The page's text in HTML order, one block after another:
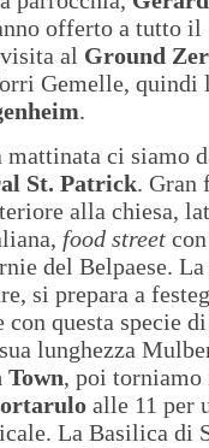
offerto a tutto il
al Ground
Gemelle, quindi
.
mattinata ci siamo
St. Patrick. Gran
alla chiesa,
food street
del Belpaese.
si prepara a
questa specie
lunghezza
Town, poi torniamo
alle 11 per
La Basilica di